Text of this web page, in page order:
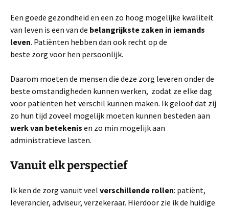
Een goede gezondheid en een zo hoog mogelijke kwaliteit
van leven is een van de belangrijkste zaken in iemands
leven. Patiënten hebben dan ook recht op de
beste zorg voor hen persoonlijk.
Daarom moeten de mensen die deze zorg leveren onder de
beste omstandigheden kunnen werken, zodat ze elke dag
voor patiënten het verschil kunnen maken. Ik geloof dat zij
zo hun tijd zoveel mogelijk moeten kunnen besteden aan
werk van betekenis en zo min mogelijk aan
administratieve lasten.
Vanuit elk perspectief
Ik ken de zorg vanuit veel verschillende rollen: patiënt,
leverancier, adviseur, verzekeraar. Hierdoor zie ik de huidige